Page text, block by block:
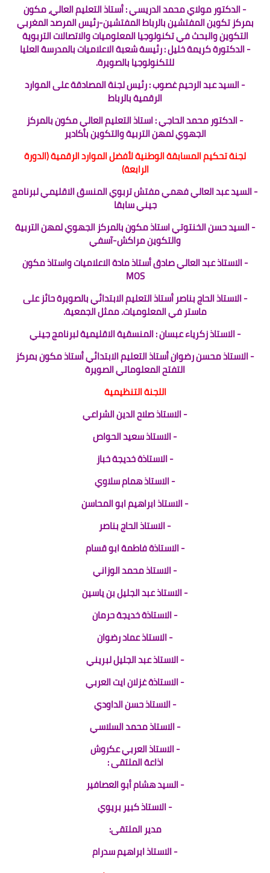
- الدكتور مولاي محمد الدريسي : أستاذ التعليم العالي، مكون
بمركز تكوين المفتشين بالرباط المفتشين-رئيس المرصد المغربي
التكوين والبحث في تكنولوجيا المعلوميات والاتصالات التربوية
- الدكتورة كريمة خليل : رئيسة شعبة الاعلاميات بالمدرسة العليا
للتكنولوجيا بالصويرة.
- السيد عبد الرحيم غصوب : رئيس لجنة المصادقة على الموارد
الرقمية بالرباط
- الدكتور محمد الحاجي : استاذ التعليم العالي مكون بالمركز
الجهوي لمهن التربية والتكوين بأكادير
لجنة تحكيم المسابقة الوطنية لأفضل الموارد الرقمية (الدورة
الرابعة)
- السيد عبد العالي فهمي مفتش تربوي المنسق الاقليمي لبرنامج
جيني سابقا
- السيد حسن الخنتوتي استاذ مكون بالمركز الجهوي لمهن التربية
والتكوين مراكش-آسفي
- الاستاذ عبد العالي صادق أستاذ مادة الاعلاميات واستاذ مكون
MOS
- الاستاذ الحاج بناصر أستاذ التعليم الابتدائي بالصويرة حائز على
ماستر في المعلوميات. ممثل الجمعية.
- الاستاذ زكرياء عبسان : المنسقية الاقليمية لبرنامج جيني
- الاستاذ محسن رضوان أستاذ التعليم الابتدائي أستاذ مكون بمركز
التفتح المعلوماتي الصويرة
اللجنة التنظيمية
- الاستاذ صلاح الدين الشراعي
- الاستاذ سعيد الحواص
- الاستاذة خديجة خباز
- الاستاذ همام سلاوي
- الاستاذ ابراهيم ابو المحاسن
- الاستاذ الحاج بناصر
- الاستاذة فاطمة ابو قسام
- الاستاذ محمد الوزاني
- الاستاذ عبد الجليل بن ياسين
- الاستاذة خديجة حرمان
- الاستاذ عماد رضوان
- الاستاذ عبد الجليل لبريني
- الاستاذة غزلان ايت العربي
- الاستاذ حسن الداودي
- الاستاذ محمد السلاسي
- الاستاذ العربي عكروش
اذاعة الملتقى :
- السيد هشام أبو العصافير
- الاستاذ كبير بريوي
مدير الملتقى:
- الاستاذ ابراهيم سدرام